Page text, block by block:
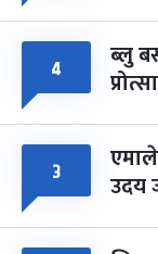
४ ब्लु
३ उदय